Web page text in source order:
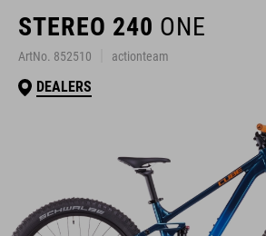
STEREO 240 ONE
ArtNo. 852510 actionteam
DEALERS